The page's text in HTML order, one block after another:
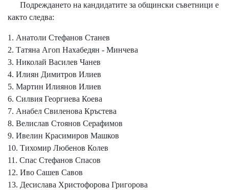
Подреждането на кандидатите за общински съветници е
както следва:
1. Анатоли Стефанов Станев
2. Татяна Агоп Нахабедян - Минчева
3. Николай Василев Чанев
4. Илиян Димитров Илиев
5. Мартин Илиянов Илиев
6. Силвия Георгиева Коева
7. Анабел Свиленова Кръстева
8. Велислав Стоянов Серафимов
9. Ивелин Красимиров Машков
10. Тихомир Любенов Колев
11. Спас Стефанов Спасов
12. Иво Сашев Савов
13. Десислава Христофорова Григорова